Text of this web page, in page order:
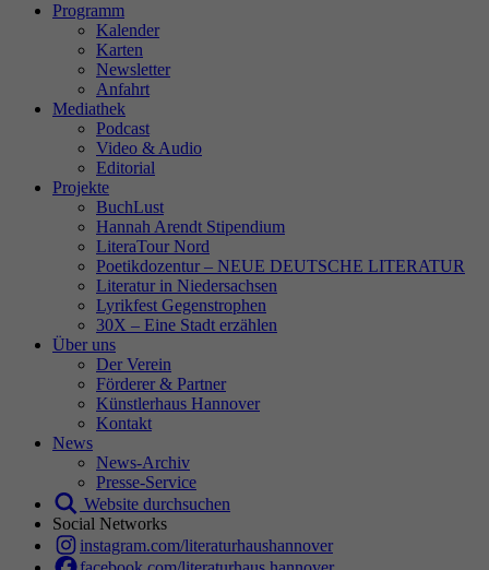
Programm
Kalender
Karten
Newsletter
Anfahrt
Mediathek
Podcast
Video & Audio
Editorial
Projekte
BuchLust
Hannah Arendt Stipendium
LiteraTour Nord
Poetikdozentur – NEUE DEUTSCHE LITERATUR
Literatur in Niedersachsen
Lyrikfest Gegenstrophen
30X – Eine Stadt erzählen
Über uns
Der Verein
Förderer & Partner
Künstlerhaus Hannover
Kontakt
News
News-Archiv
Presse-Service
Website durchsuchen
Social Networks
instagram.com/literaturhaushannover